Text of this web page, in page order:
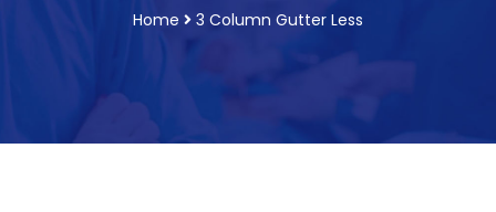
Home 3 Column Gutter Less